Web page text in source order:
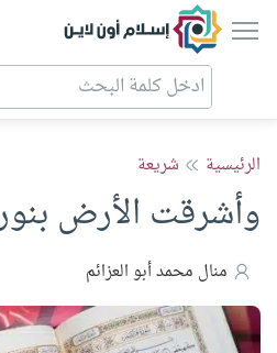
إسلام أون لاين
الرئيسية شريعة
وأشرقت الأرض
منال محمد أبو العزائم